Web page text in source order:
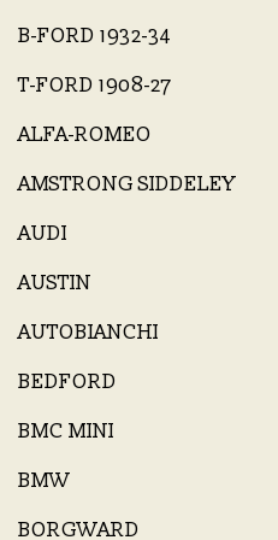
B-FORD 1932-34
T-FORD 1908-27
ALFA-ROMEO
AMSTRONG SIDDELEY
AUDI
AUSTIN
AUTOBIANCHI
BEDFORD
BMC MINI
BMW
BORGWARD